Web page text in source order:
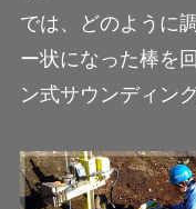
では、どのように
ー状になった棒を
ン式サウンディン